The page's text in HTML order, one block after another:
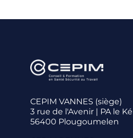
CEPIM VANNES (siège)
3 rue de l'Avenir | PA le
56400 Plougoumelen